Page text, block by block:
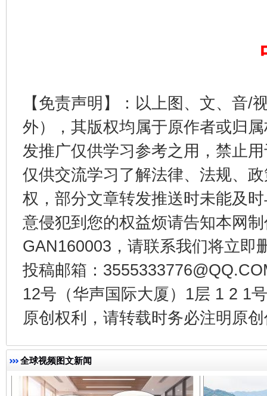
【免责声明】：以上图、文、音/
外），其版权均属于原作者或归
发推广仅供学习参考之用，禁止
仅供交流学习了解法律、法规、
权，部分文章转发推送时未能及
意侵犯到您的权益烦请告知本网
GAN160003，请联系我们将立即
投稿邮箱：
12号（华声国际大厦）1层 1 2 1
原创权利，请转载时务必注明原
全球视频图文新闻
东山县通报“牛蛙产品抗生素超标问题” 法
千年窑火 生生不息 一